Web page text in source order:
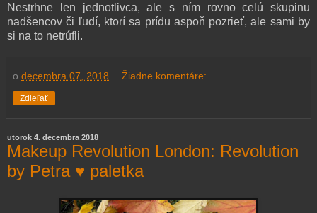
Nestrhne len jednotlivca, ale s ním rovno celú skupinu
nadšencov či ľudí, ktorí sa prídu aspoň pozrieť, ale sami by
si na to netrúfli.
o decembra 07, 2018 Žiadne komentáre:
Zdieľať
utorok 4. decembra 2018
Makeup Revolution London: Revolution
by Petra ♥ paletka